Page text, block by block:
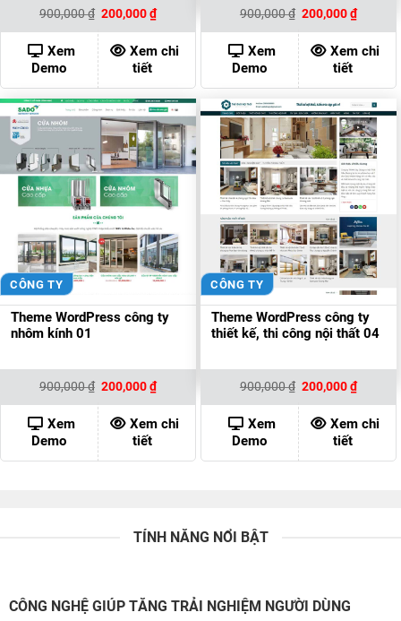
900,000₫ Giá
là:
900,000 ₫.
200,000₫Giá
hiện
tại
là:
200,000 ₫.
Xem
Demo
Xem chi
tiết
900,000₫ Giá
là:
900,000 ₫.
200,000₫Giá
hiện
tại
là:
Xem
Demo
Xem chi
tiết
CÔNG TY
Theme WordPress công ty
nhôm kính 01
900,000₫ Giá
là:
900,000 ₫.
200,000₫Giá
hiện
tại
là:
200,000 ₫.
Xem
Demo
Xem chi
tiết
CÔNG TY
Theme WordPress công ty
thiết kế, thi công nội thất 04
900,000₫ Giá
là:
900,000 ₫.
200,000₫Giá
hiện
tại
là:
Xem
Demo
Xem chi
tiết
TÍNH NĂNG NỔI BẬT
CÔNG NGHỆ GIÚP TĂNG TRẢI NGHIỆM NGƯỜI DÙNG